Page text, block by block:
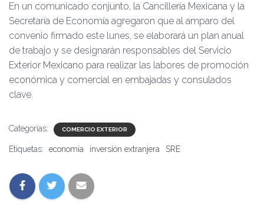
En un comunicado conjunto, la Cancillería Mexicana y la
Secretaría de Economía agregaron que al amparo del
convenio firmado este lunes, se elaborará un plan anual
de trabajo y se designarán responsables del Servicio
Exterior Mexicano para realizar las labores de promoción
económica y comercial en embajadas y consulados
clave.
Categorías: COMERCIO EXTERIOR
Etiquetas: economía inversión extranjera SRE